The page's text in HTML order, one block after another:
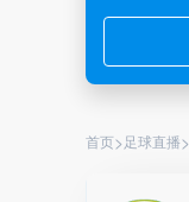
首页> 足球直播>